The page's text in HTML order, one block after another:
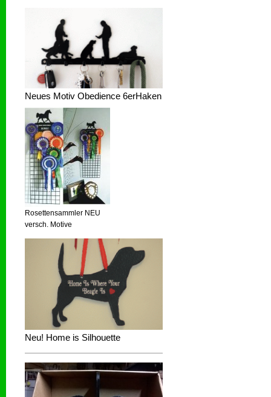
Neues Motiv Obedience 6erHaken
Rosettensammler NEU
versch. Motive
Neu! Home is Silhouette